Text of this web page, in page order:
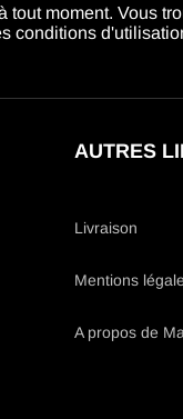
tout moment. Vous
conditions
AUTRES
Livraison
Mentions
A propos de